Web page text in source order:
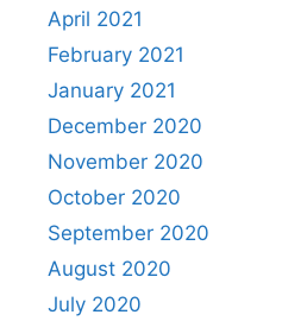
April 2021
February 2021
January 2021
December 2020
November 2020
October 2020
September 2020
August 2020
July 2020